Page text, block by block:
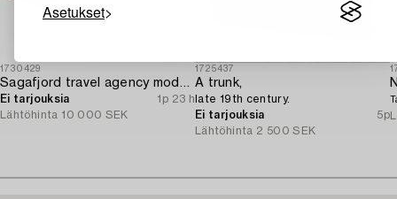
Asetukset
1730429
Sagafjord travel agency model / ship model.
Ei tarjouksia
1p 23 h
Lähtöhinta 10 000 SEK
1725437
A trunk,
late 19th century.
Ei tarjouksia
5p
Lähtöhinta 2 500 SEK